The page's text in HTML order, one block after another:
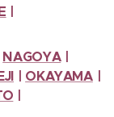
|
NAGOYA|
OKAYAMA|